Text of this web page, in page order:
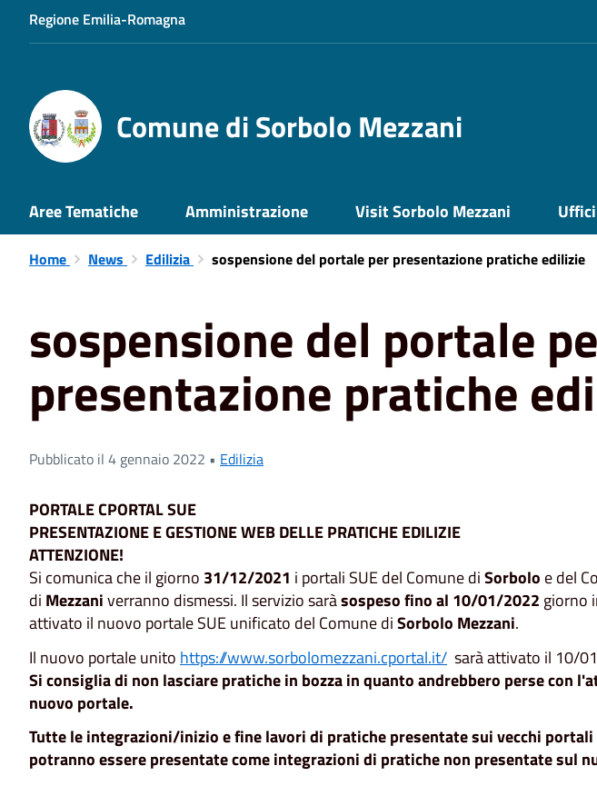
Regione Emilia-Romagna
Comune di Sorbolo Mezzani
Aree Tematiche Amministrazione Visit Sorbolo Mezzani Uffici
Home News Edilizia sospensione del portale per presentazione pratiche edilizie
sospensione del portale
presentazione pratiche
Pubblicato il 4 gennaio 2022 • Edilizia
PORTALE CPORTAL SUE
PRESENTAZIONE E GESTIONE WEB DELLE PRATICHE EDILIZIE
ATTENZIONE!
Si comunica che il giorno 31/12/2021 i portali SUE del Comune diSorbolo e del
di Mezzaniverranno dismessi. Il servizio saràsospeso fino al 10/01/2022 giorno
attivato il nuovo portale SUE unificato del Comune diSorbolo Mezzani.
Il nuovo portale unito https://www.sorbolomezzani.cportal.it/ sarà attivato il 10/
Si consiglia di non lasciare pratiche in bozza in quanto andrebbero perse con
nuovo portale.
Tutte le integrazioni/inizio e fine lavori di pratiche presentate sui vecchi portali
potranno essere presentate comeintegrazioni di pratiche non presentate sul